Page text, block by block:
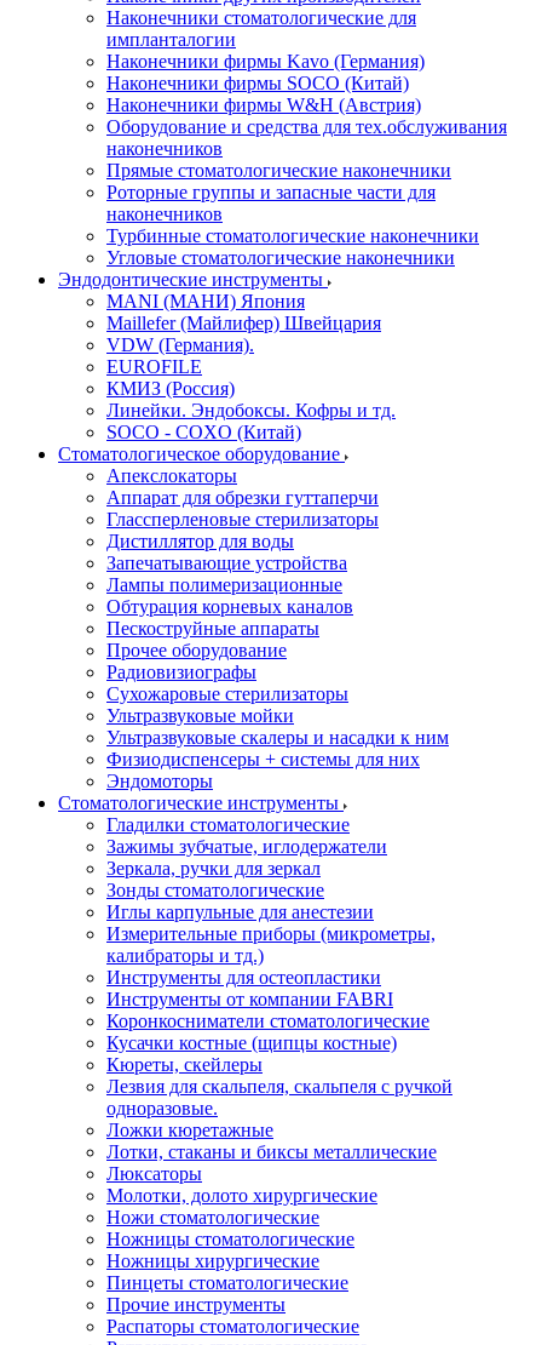
Наконечники стоматологические для
импланталогии
Наконечники фирмы Kavo (Германия)
Наконечники фирмы SOCO (Китай)
Наконечники фирмы W&H (Австрия)
Оборудование и средства для тех.обслуживания
наконечников
Прямые стоматологические наконечники
Роторные группы и запасные части для
наконечников
Турбинные стоматологические наконечники
Угловые стоматологические наконечники
Эндодонтические инструменты
MANI (МАНИ) Япония
Maillefer (Майлифер) Швейцария
VDW (Германия).
EUROFILE
КМИЗ (Россия)
Линейки. Эндобоксы. Кофры и тд.
SOCO - COXO (Китай)
Стоматологическое оборудование
Апекслокаторы
Аппарат для обрезки гуттаперчи
Глассперленовые стерилизаторы
Дистиллятор для воды
Запечатывающие устройства
Лампы полимеризационные
Обтурация корневых каналов
Пескоструйные аппараты
Прочее оборудование
Радиовизиографы
Сухожаровые стерилизаторы
Ультразвуковые мойки
Ультразвуковые скалеры и насадки к ним
Физиодиспенсеры + системы для них
Эндомоторы
Стоматологические инструменты
Гладилки стоматологические
Зажимы зубчатые, иглодержатели
Зеркала, ручки для зеркал
Зонды стоматологические
Иглы карпульные для анестезии
Измерительные приборы (микрометры,
калибраторы и тд.)
Инструменты для остеопластики
Инструменты от компании FABRI
Коронкосниматели стоматологические
Кусачки костные (щипцы костные)
Кюреты, скейлеры
Лезвия для скальпеля, скальпеля с ручкой
одноразовые.
Ложки кюретажные
Лотки, стаканы и биксы металлические
Люксаторы
Молотки, долото хирургические
Ножи стоматологические
Ножницы стоматологические
Ножницы хирургические
Пинцеты стоматологические
Прочие инструменты
Распаторы стоматологические